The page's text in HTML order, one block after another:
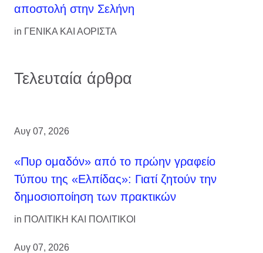
αποστολή στην Σελήνη
in ΓΕΝΙΚΑ ΚΑΙ ΑΟΡΙΣΤΑ
Τελευταία άρθρα
Αυγ 07, 2026
«Πυρ ομαδόν» από το πρώην γραφείο
Τύπου της «Ελπίδας»: Γιατί ζητούν την
δημοσιοποίηση των πρακτικών
in ΠΟΛΙΤΙΚΗ ΚΑΙ ΠΟΛΙΤΙΚΟΙ
Αυγ 07, 2026